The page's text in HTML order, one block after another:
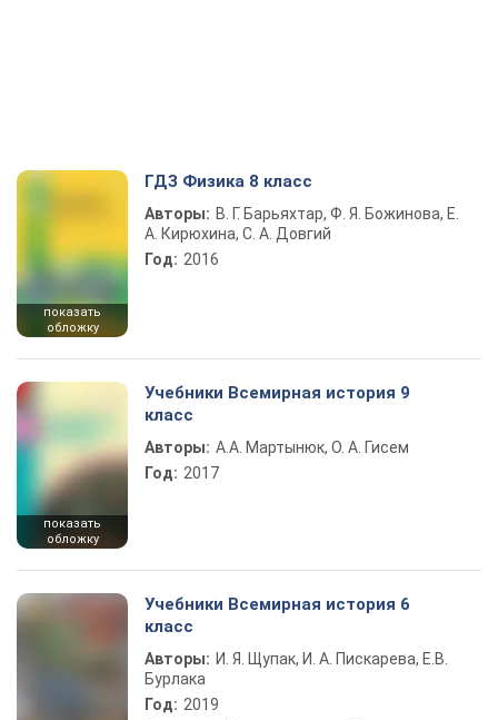
показать
обложку
ГДЗ Физика 8 класс
Авторы: В. Г. Барьяхтар, Ф. Я. Божинова, Е.
А. Кирюхина, С. А. Довгий
Год: 2016
показать
обложку
Учебники Всемирная история 9
класс
Авторы: А.А. Мартынюк, О. А. Гисем
Год: 2017
Учебники Всемирная история 6
класс
Авторы: И. Я. Щупак, И. А. Пискарева, Е.В.
Бурлака
Год: 2019